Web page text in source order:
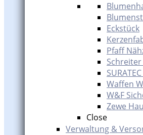
Eckstück
Pfaff
Waffen
W&F
Zewe
Close
Verwaltung &